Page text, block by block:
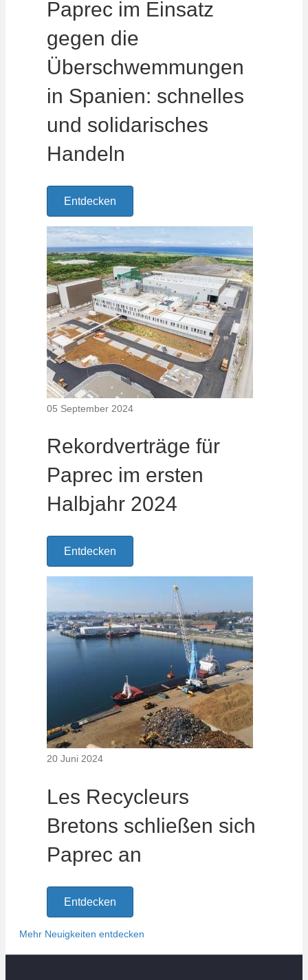
Paprec im Einsatz
gegen die
Überschwemmungen
in Spanien: schnelles
und solidarisches
Handeln
Entdecken
05 September 2024
Rekordverträge für
Paprec im ersten
Halbjahr 2024
Entdecken
20 Juni 2024
Les Recycleurs
Bretons schließen sich
Paprec an
Entdecken
Mehr Neuigkeiten entdecken